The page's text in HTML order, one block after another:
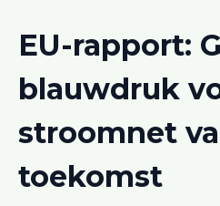
EU-rapport:
blauwdruk
stroomnet
toekomst